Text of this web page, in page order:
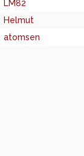
LM82
Helmut
atomsen